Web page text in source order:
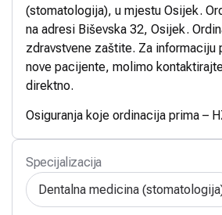
(stomatologija), u mjestu Osijek.
na adresi Biševska 32, Osijek.
zdravstvene zaštite. Za informaciju
nove pacijente, molimo
direktno.
Osiguranja koje ordinacija prima –
Specijalizacija
Dentalna medicina